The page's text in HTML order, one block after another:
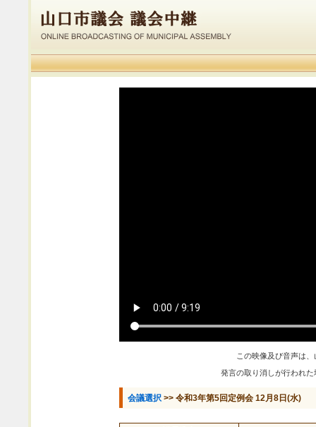
この映像及び音声は
発言の取り消しが行われ
会議選択 >> 令和3年第5回定例会 12月8日(水)